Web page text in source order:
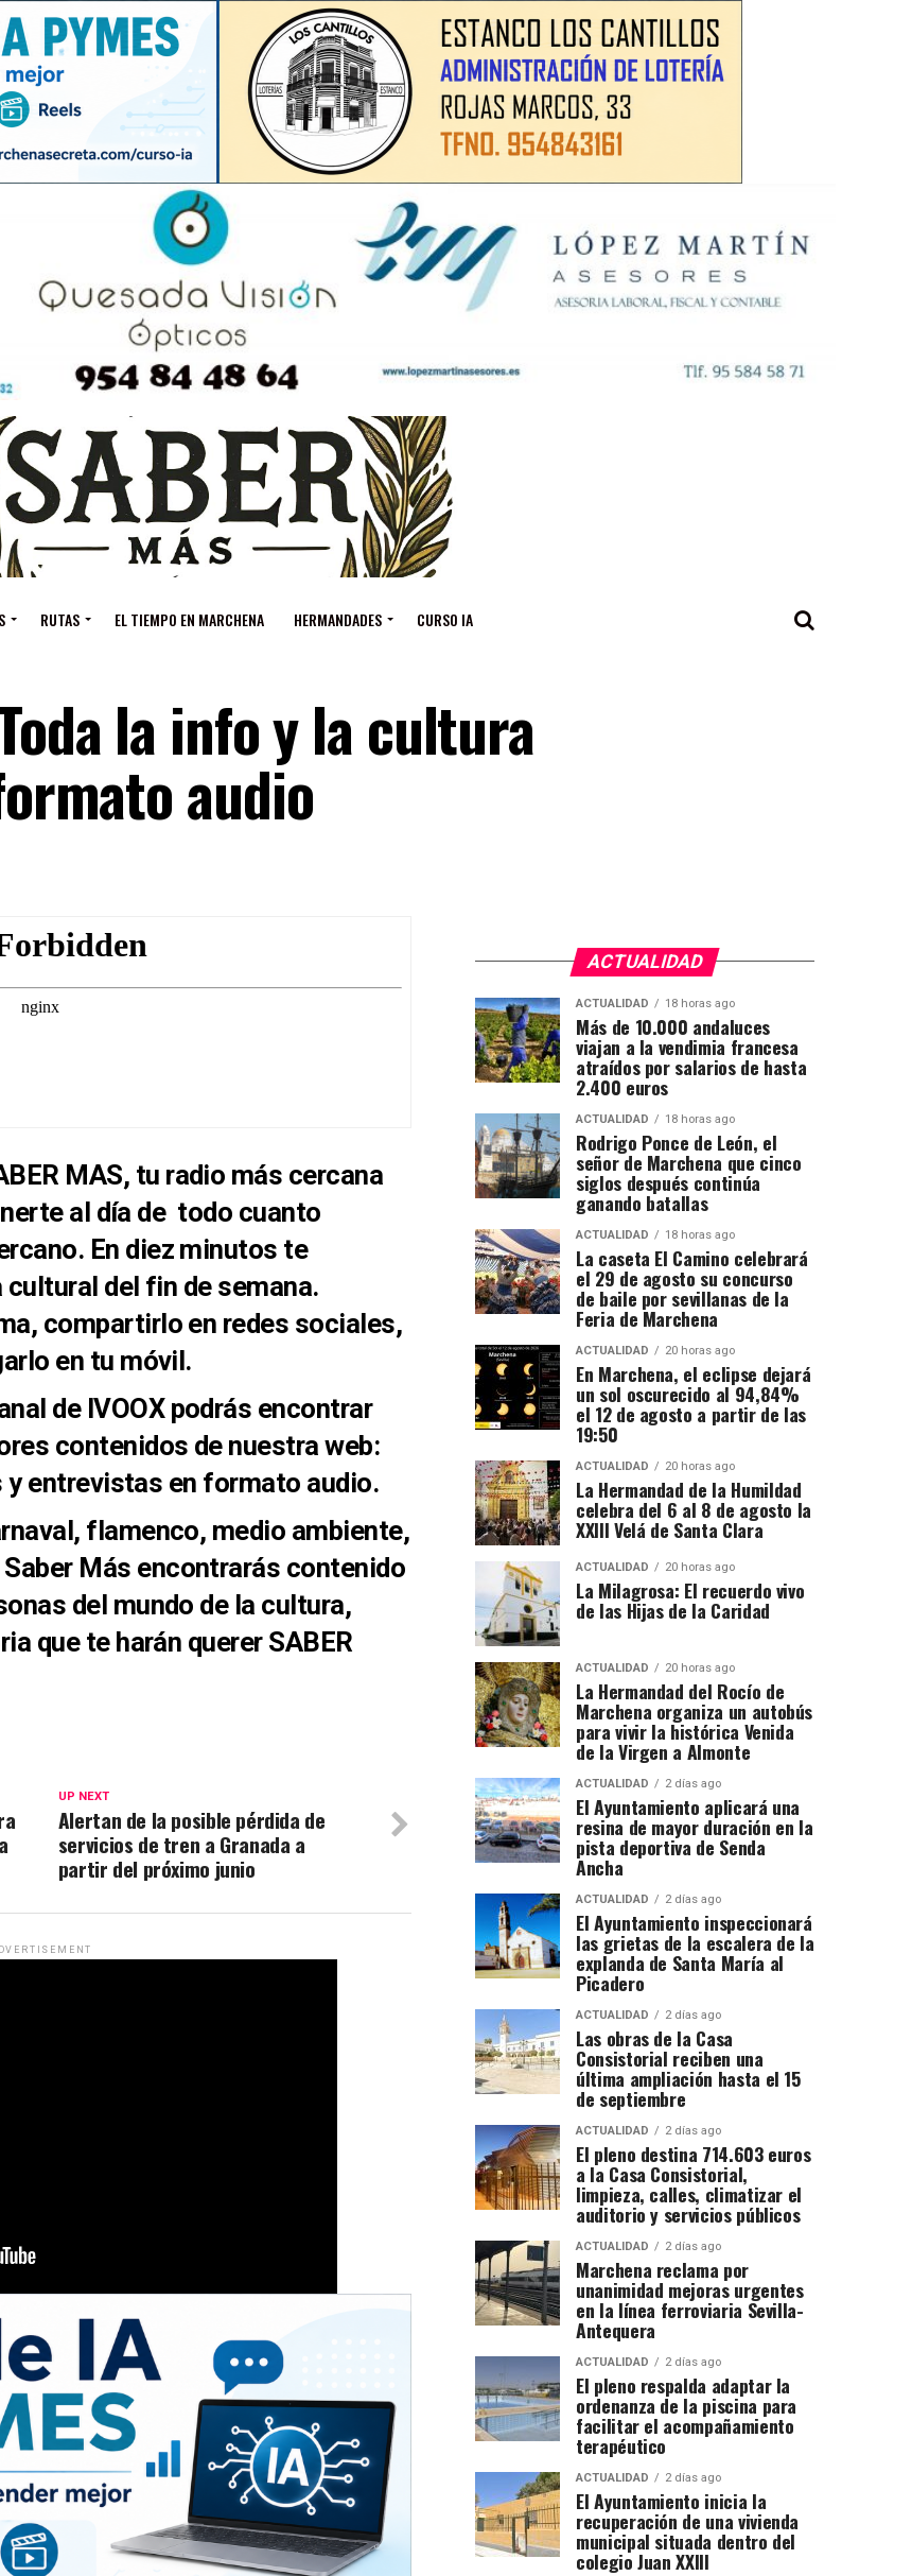
RUTAS EL TIEMPO EN MARCHENA HERMANDADES CURSO IA
la info y la cultura
audio
MAS, tu radio más cercana
al día de todo cuanto
En diez minutos te
cultural del fin de semana.
compartirlo en redes sociales,
en tu móvil.
de IVOOX podrás encontrar
contenidos de nuestra web:
entrevistas en formato audio.
flamenco, medio ambiente,
Más encontrarás contenido
del mundo de la cultura,
que te harán querer SABER
UP NEXT
Alertan de la posible pérdida de
servicios de tren a Granada a
partir del próximo junio
ACTUALIDAD
ACTUALIDAD 18 horas ago
Más de 10.000 andaluces
viajan a la vendimia francesa
atraídos por salarios de hasta
2.400 euros
ACTUALIDAD 18 horas ago
Rodrigo Ponce de León, el
señor de Marchena que cinco
siglos después continúa
ganando batallas
ACTUALIDAD 18 horas ago
La caseta El Camino celebrará
el 29 de agosto su concurso
de baile por sevillanas de la
Feria de Marchena
ACTUALIDAD 20 horas ago
En Marchena, el eclipse dejará
un sol oscurecido al 94,84%
el 12 de agosto a partir de las
19:50
ACTUALIDAD 20 horas ago
La Hermandad de la Humildad
celebra del 6 al 8 de agosto la
XXIII Velá de Santa Clara
ACTUALIDAD 20 horas ago
La Milagrosa: El recuerdo vivo
de las Hijas de la Caridad
ACTUALIDAD 20 horas ago
La Hermandad del Rocío de
Marchena organiza un autobús
para vivir la histórica Venida
de la Virgen a Almonte
ACTUALIDAD 2 días ago
El Ayuntamiento aplicará una
resina de mayor duración en la
pista deportiva de Senda
Ancha
ACTUALIDAD 2 días ago
El Ayuntamiento inspeccionará
las grietas de la escalera de la
explanda de Santa María al
Picadero
ACTUALIDAD 2 días ago
Las obras de la Casa
Consistorial reciben una
última ampliación hasta el 15
de septiembre
ACTUALIDAD 2 días ago
El pleno destina 714.603 euros
a la Casa Consistorial,
limpieza, calles, climatizar el
auditorio y servicios públicos
ACTUALIDAD 2 días ago
Marchena reclama por
unanimidad mejoras urgentes
en la línea ferroviaria Sevilla-
Antequera
ACTUALIDAD 2 días ago
El pleno respalda adaptar la
ordenanza de la piscina para
facilitar el acompañamiento
terapéutico
ACTUALIDAD 2 días ago
El Ayuntamiento inicia la
recuperación de una vivienda
municipal situada dentro del
colegio Juan XXIII